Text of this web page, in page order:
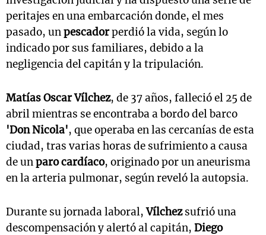
peritajes en una embarcación donde, el mes
pasado, unpescadorperdió la vida, según lo
indicado por sus familiares, debido a la
negligencia del capitán y la tripulación.
Matías Oscar Vílchez, de 37 años, falleció el 25 de
abril mientras se encontraba a bordo del barco
'Don Nicola', que operaba en las cercanías de esta
ciudad, tras varias horas de sufrimiento a causa
de unparo cardíaco, originado por un aneurisma
en la arteria pulmonar, según reveló la autopsia.
Durante su jornada laboral,Vílchezsufrió una
descompensación y alertó al capitán, Diego